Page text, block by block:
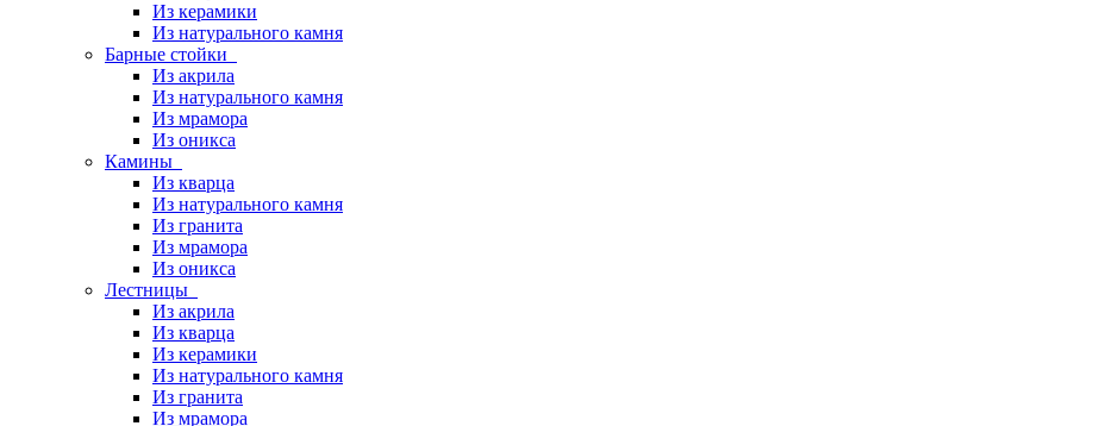
Из керамики
Из натурального камня
Барные стойки
Из акрила
Из натурального камня
Из мрамора
Из оникса
Камины
Из кварца
Из натурального камня
Из гранита
Из мрамора
Из оникса
Лестницы
Из акрила
Из кварца
Из керамики
Из натурального камня
Из гранита
Из мрамора